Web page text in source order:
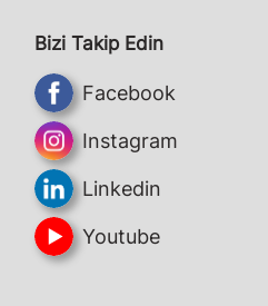
Bizi Takip Edin
Facebook
Instagram
Linkedin
Youtube